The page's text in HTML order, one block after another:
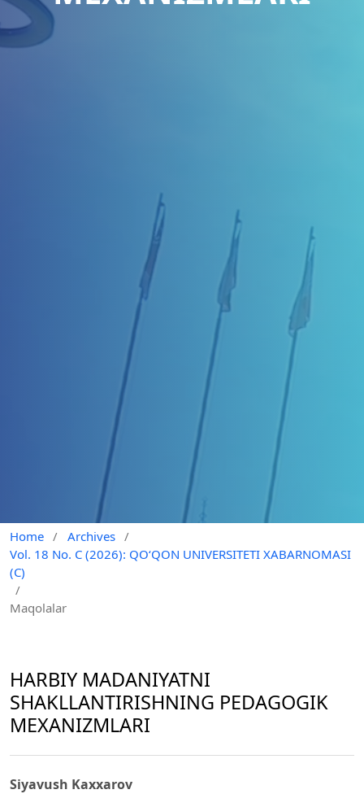
Home / Archives /
Vol. 18 No. C (2026): QO‘QON UNIVERSITETI XABARNOMASI
(C)
/
Maqolalar
HARBIY MADANIYATNI
SHAKLLANTIRISHNING PEDAGOGIK
MEXANIZMLARI
Siyavush Kaxxarov